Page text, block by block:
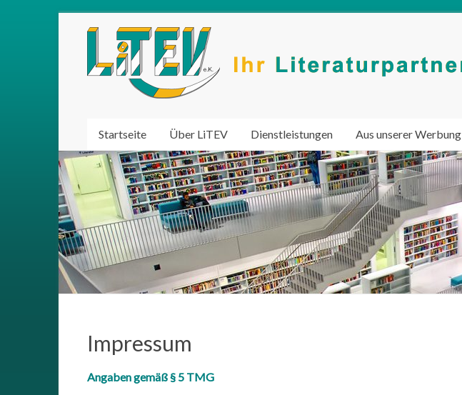
Startseite Über LiTEV Dienstleistungen Aus unserer Werbung
Impressum
Angaben gemäß § 5 TMG